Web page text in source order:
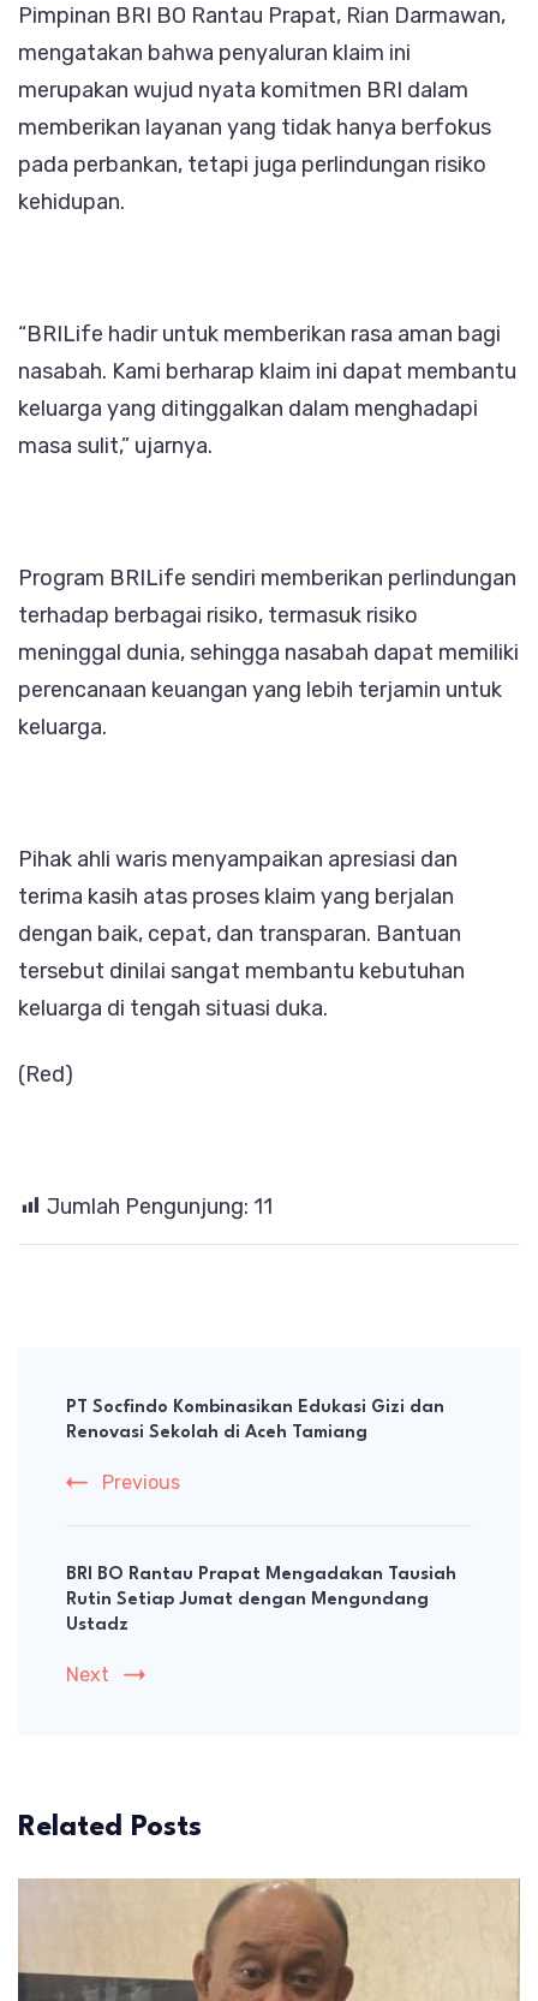
Pimpinan BRI BO Rantau Prapat, Rian Darmawan,
mengatakan bahwa penyaluran klaim ini
merupakan wujud nyata komitmen BRI dalam
memberikan layanan yang tidak hanya berfokus
pada perbankan, tetapi juga perlindungan risiko
kehidupan.
“BRILife hadir untuk memberikan rasa aman bagi
nasabah. Kami berharap klaim ini dapat membantu
keluarga yang ditinggalkan dalam menghadapi
masa sulit,” ujarnya.
Program BRILife sendiri memberikan perlindungan
terhadap berbagai risiko, termasuk risiko
meninggal dunia, sehingga nasabah dapat memiliki
perencanaan keuangan yang lebih terjamin untuk
keluarga.
Pihak ahli waris menyampaikan apresiasi dan
terima kasih atas proses klaim yang berjalan
dengan baik, cepat, dan transparan. Bantuan
tersebut dinilai sangat membantu kebutuhan
keluarga di tengah situasi duka.
(Red)
Jumlah Pengunjung: 11
Navigation
PT Socfindo Kombinasikan Edukasi Gizi dan
Renovasi Sekolah di Aceh Tamiang
Previous
BRI BO Rantau Prapat Mengadakan Tausiah
Rutin Setiap Jumat dengan Mengundang
Ustadz
Next
Related Posts